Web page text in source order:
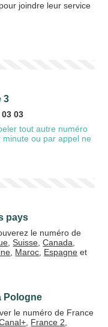
pour joindre leur service
3
03 03
tout autre numéro
ou par appel ne
pays
le numéro de
,Suisse ,Canada
Maroc Espagne et
Pologne
le numéro de France
France 2